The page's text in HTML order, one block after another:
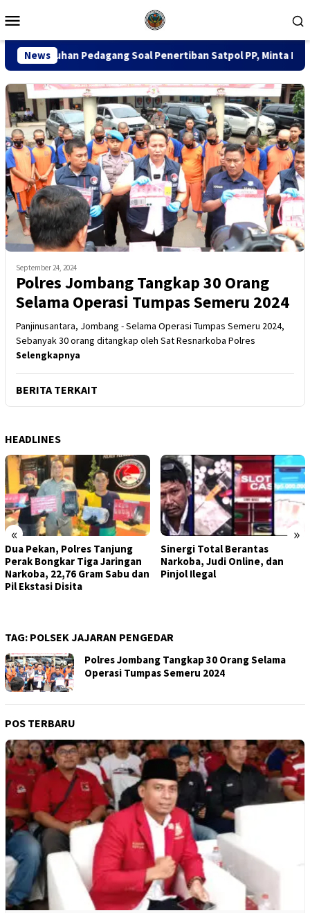
ke
Mobile
NewsSoal Penertiban Satpol PP, Minta Pendekatan Humanis
September 24, 2024
Polres Jombang Tangkap 30 Orang
Selama Operasi Tumpas Semeru 2024
Panjinusantara, Jombang - Selama Operasi Tumpas Semeru 2024,
Sebanyak 30 orang ditangkap oleh Sat Resnarkoba Polres
Selengkapnya
BERITA TERKAIT
HEADLINES
« »
Dua Pekan, Polres Tanjung
Perak Bongkar Tiga Jaringan
Narkoba, 22,76 Gram Sabu dan
Pil Ekstasi Disita
Sinergi Total Berantas
Narkoba, Judi Online, dan
Pinjol Ilegal
TAG: POLSEK JAJARAN PENGEDAR
Polres Jombang Tangkap 30 Orang Selama
Operasi Tumpas Semeru 2024
POS TERBARU